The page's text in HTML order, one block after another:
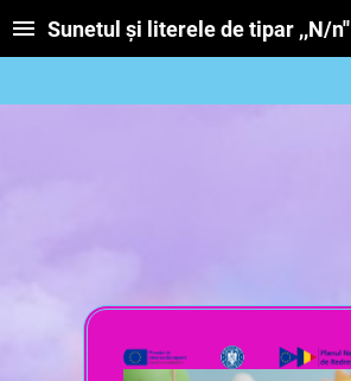
Sunetul și literele de tipar ,,N/n''